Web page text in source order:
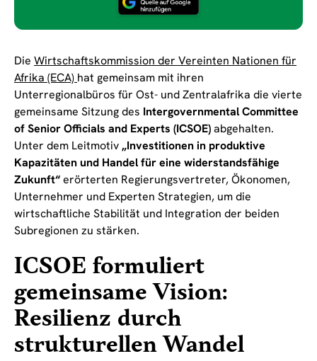
Die Wirtschaftskommission der Vereinten Nationen für
Afrika (ECA) hat gemeinsam mit ihren
Unterregionalbüros für Ost- und Zentralafrika die vierte
gemeinsame Sitzung des Intergovernmental Committee
of Senior Officials and Experts (ICSOE)abgehalten.
Unter dem Leitmotiv „Investitionen in produktive
Kapazitäten und Handel für eine widerstandsfähige
Zukunft“erörterten Regierungsvertreter, Ökonomen,
Unternehmer und Experten Strategien, um die
wirtschaftliche Stabilität und Integration der beiden
Subregionen zu stärken.
ICSOE formuliert
gemeinsame Vision:
Resilienz durch
strukturellen Wandel